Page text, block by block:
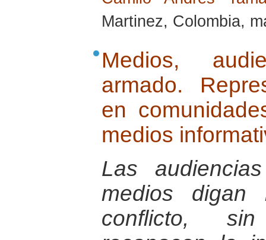
Martinez, Colombia,
Medios,
armado.
en
medios
Las
medios
conflicto,